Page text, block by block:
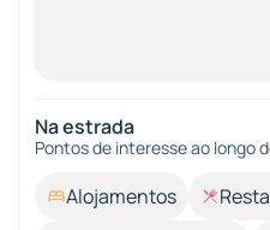
Na estrada
Pontos de interesse ao longo
Alojamentos